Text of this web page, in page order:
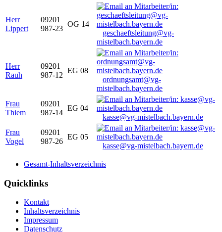
Herr
Lippert
09201
987-23
OG 14
geschaeftsleitung@vg-
mistelbach.bayern.de
Herr
Rauh
09201
987-12
EG 08
ordnungsamt@vg-
mistelbach.bayern.de
Frau
Thiem
09201
987-14
EG 04
kasse@vg-mistelbach.bayern.de
Frau
Vogel
09201
987-26
EG 05
kasse@vg-mistelbach.bayern.de
Gesamt-Inhaltsverzeichnis
Quicklinks
Kontakt
Inhaltsverzeichnis
Impressum
Datenschutz